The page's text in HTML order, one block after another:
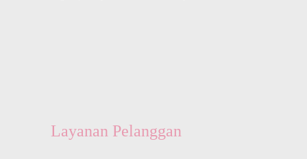
Layanan Pelanggan